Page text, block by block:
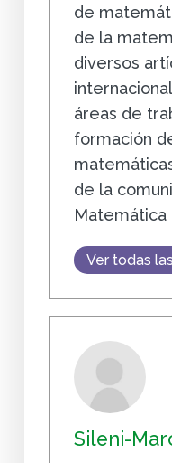
de
de la
diversos
áreas de
formación
de la
Matemática
Ver todas
Sileni-